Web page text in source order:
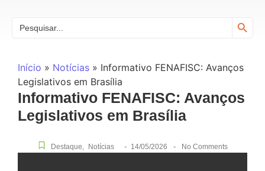
for:
Início » Notícias » Informativo FENAFISC: Avanços
Legislativos em Brasília
Informativo FENAFISC: Avanços
Legislativos em Brasília
Destaque, Notícias - 14/05/2026 - No Comments